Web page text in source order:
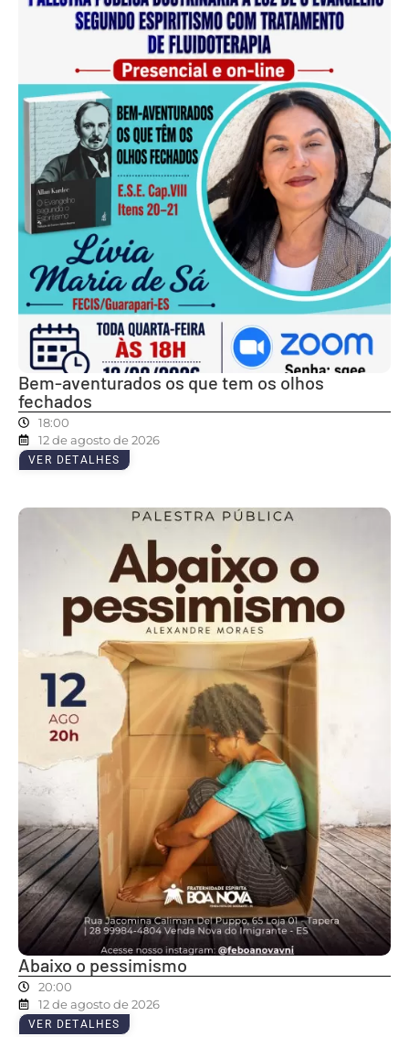
Bem-aventurados os que tem os olhos
fechados
18:00
12 de agosto de 2026
VER DETALHES
Abaixo o pessimismo
20:00
12 de agosto de 2026
VER DETALHES